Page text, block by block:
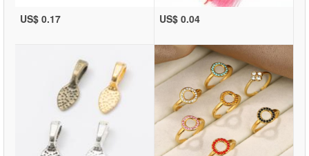
US$ 0.17 US$ 0.04